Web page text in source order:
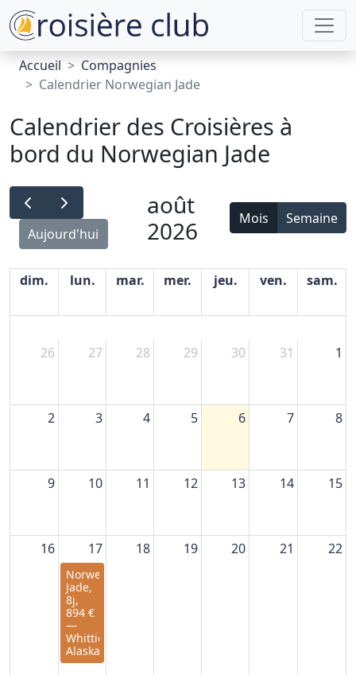
Accueil
Compagnies
Calendrier Norwegian Jade
Calendrier des Croisières à
bord du Norwegian Jade
Aujourd'hui
août
2026
Mois Semaine
dim. lun. mar. mer. jeu. ven. sam.
26 27 28 29 30 31 1
2 3 4 5 6 7 8
9 10 11 12 13 14 15
16 17
Norwegian
Jade,
8j,
894 €
—
Whittier,
Alaska
18 19 20 21 22